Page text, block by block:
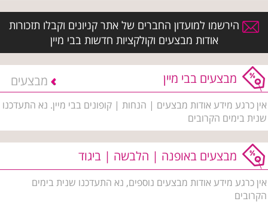
הירשמו למועדון החברים של אתר קניונים וקבלו תזכורות
אודות מבצעים וקולקציות חדשות בבי מיין
מבצעים בבי מיין מבצעים
אין כרגע מידע אודות מבצעים | הנחות | קופונים בבי מיין. נא התעדכנו
שנית בימים הקרובים
מבצעים באופנה | הלבשה | ביגוד
אין כרגע מידע אודות מבצעים נוספים, נא התעדכנו שנית בימים
הקרובים